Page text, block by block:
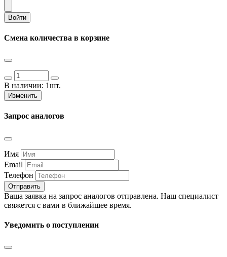
Войти
Смена количества в корзине
В наличии: 1шт.
Изменить
Запрос аналогов
Имя
Email
Телефон
Отправить
Ваша заявка на запрос аналогов отправлена. Наш специалист
свяжется с вами в ближайшее время.
Уведомить о поступлении